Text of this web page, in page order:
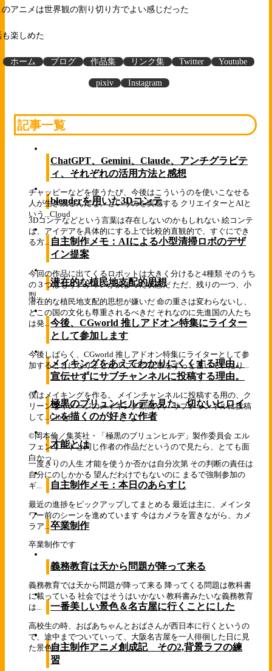
のアニメは世界観の割り切り方でよい感じだった
も楽しめた
ホーム ブログ 作品集 リンク集 Twitter Youtube
pixiv Instagram
記事一覧
ChatGPT、Gemini、Claude、アンチグラビテ
ィ、それぞれの活用方法と感想
チャッピーなどを使うたび、今後はこういうのを使いこなせる
人が生き残るんだな、というのを実感する クリエイターとAIと
いう...Cloud
blenderを用いた3Dコンテ
3Dコンテなどという言葉は存在しないのかもしれない 絵コンテ
は、アイデアを具体的にする上で比較的直観的で、すぐにでき
る方...
自主制作メモ：AIによる小型清掃ロボのデザ
イン提案
今回の作品に出てくるロボットは大きく分けると4種類 そのうち
の３つはもうデザインが決まった状態だ ただ、残りの一つ、小
型...
潜在的な植民地支配的思想
潜在的な植民地支配的思想が嫌いだ 命の重さは変わらないし、
どこの国の文化も尊重されるべきだ それなのに先進国の人たち
は発... 今後、CGworld 推しアドオン特集にライター
として参加します
今後しばらく、CGworld 推しアドオン特集にライターとして参
加することになりました！ ブログ記事をずっと書いていたり...
メイキングをあえてわかりにくくする理由。
宣伝せずにサブチャンネルに投稿する理由。
僕はメイキングを作る。 メインチャンネルに投稿する用の、ク
リーンなイメージのメイキング動画や、 サブチャンネルに投稿
して...Cloud
極黒のブリュンヒルデを見た。切ないヒロイ
ンを描くのが好きな作者
©岡本倫／集英社・「極黒のブリュンヒルデ」製作委員会 エル
フェンリートと同じ作者の作品だというので見たら、とても面
白かっ...
才能とは
一度きりの人生 才能を使うか否かは自分次第 その判断の責任は
自分にのしかかる 望んだわけでもないのに まるで強制参加の
ギ...
自主制作メモ：本日のあらすじ
最近の進捗をピックアップしてまとめる 最近は主に、メインタ
ワー前のシーンを進めています 今はカメラを置きながら、カメ
ラア... 卒業制作
卒業制作です
義務教育は天から問題が降って来る
義務教育では天から問題が降って来る 降ってくる問題は教科書
に載っている 社会ではそうはいかない 教科書みたいな義務教育
は...
一番美しい景色＆名古屋に行くことにした
高校生の時、おばあちゃんとおばさんが西日本に行くというの
で、途中までついていって、大阪名古屋を一人徘徊した日に見
た景色だ...自主制作アニメ創成記 その2,背景ラフの練
習